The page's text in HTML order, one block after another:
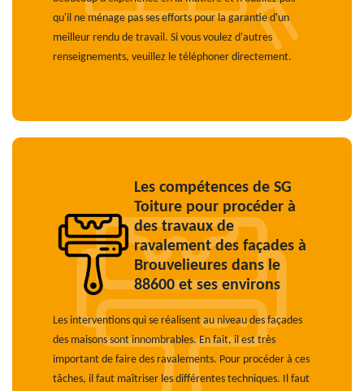
qu'il ne ménage pas ses efforts pour la garantie d'un
meilleur rendu de travail. Si vous voulez d'autres
renseignements, veuillez le téléphoner directement.
Les compétences de SG
Toiture pour procéder à
des travaux de
ravalement des façades à
Brouvelieures dans le
88600 et ses environs
Les interventions qui se réalisent au niveau des façades
des maisons sont innombrables. En fait, il est très
important de faire des ravalements. Pour procéder à ces
tâches, il faut maîtriser les différentes techniques. Il faut